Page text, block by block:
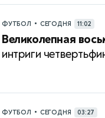
ФУТБОЛ • СЕГОДНЯ 11:02
Великолепная
интриги
ФУТБОЛ • СЕГОДНЯ 03:27